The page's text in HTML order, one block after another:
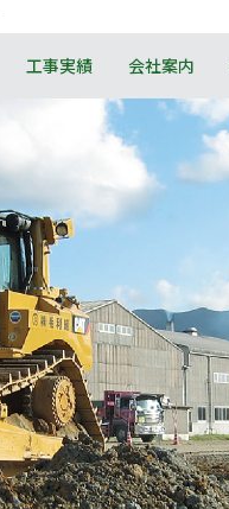
工事実績 会社案内